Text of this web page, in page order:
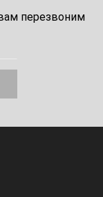
перезвоним